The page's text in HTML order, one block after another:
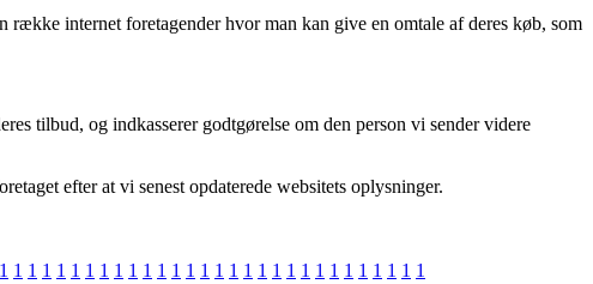
internet foretagender hvor man kan give en omtale af deres køb, som
tilbud, og indkasserer godtgørelse om den person vi sender videre
efter at vi senest opdaterede websitets oplysninger.
1 1 1 1 1 1 1 1 1 1 1 1 1 1 1 1 1 1 1 1 1 1 1 1 1 1 1 1 1 1